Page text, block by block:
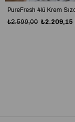
₺2.209,15
₺2.599,00